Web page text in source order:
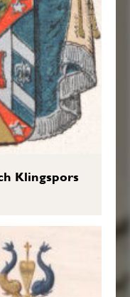
Klingspors